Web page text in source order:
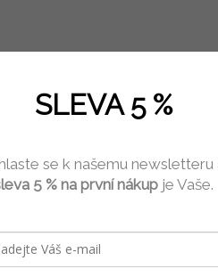
a nejsou nebezpečné pro lidi
SLEVA 5 %
se k našemu newsletteru
5 % na první nákupje Vaše.